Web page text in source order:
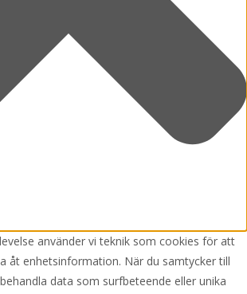
använder vi teknik som cookies för att
åt enhetsinformation. När du samtycker till
data som surfbeteende eller unika